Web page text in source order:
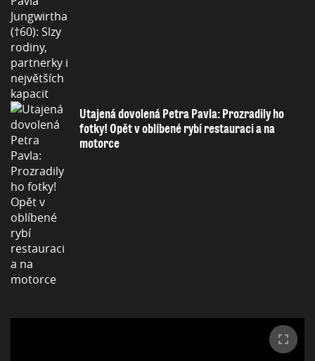
Utajená dovolená Petra Pavla: Prozradily ho
fotky! Opět v oblíbené rybí restauraci a na
motorce